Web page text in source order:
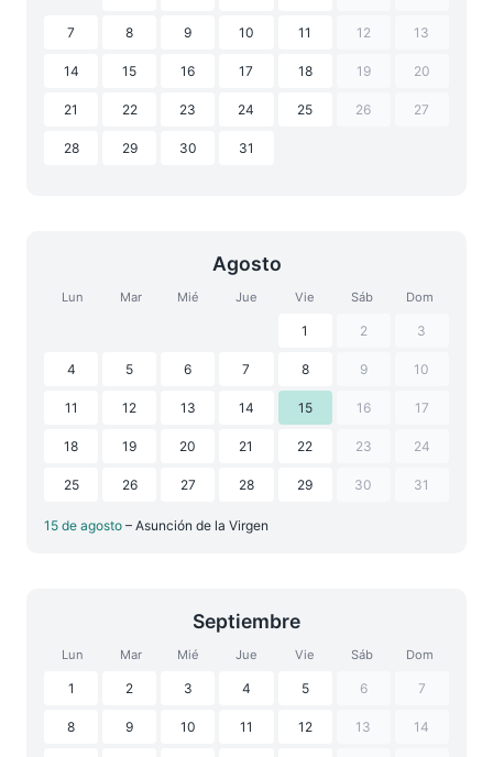
7 8 9 10 11 12 13
14 15 16 17 18 19 20
21 22 23 24 25 26 27
28 29 30 31
Agosto
Lun Mar Mié Jue Vie Sáb Dom
1 2 3
4 5 6 7 8 9 10
11 12 13 14 15 16 17
18 19 20 21 22 23 24
25 26 27 28 29 30 31
15 de agosto – Asunción de la Virgen
Septiembre
Lun Mar Mié Jue Vie Sáb Dom
1 2 3 4 5 6 7
8 9 10 11 12 13 14